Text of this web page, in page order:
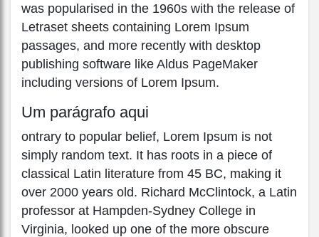
was popularised in the 1960s with the release of
Letraset sheets containing Lorem Ipsum
passages, and more recently with desktop
publishing software like Aldus PageMaker
including versions of Lorem Ipsum.
Um parágrafo aqui
ontrary to popular belief, Lorem Ipsum is not
simply random text. It has roots in a piece of
classical Latin literature from 45 BC, making it
over 2000 years old. Richard McClintock, a Latin
professor at Hampden-Sydney College in
Virginia, looked up one of the more obscure